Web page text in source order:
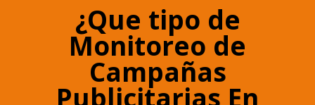
¿Que tipo de
Monitoreo de
Campañas
Publicitarias En